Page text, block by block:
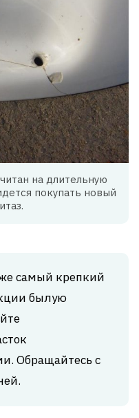
на длительную
покупать новый
самый крепкий
былую
Обращайтесь с